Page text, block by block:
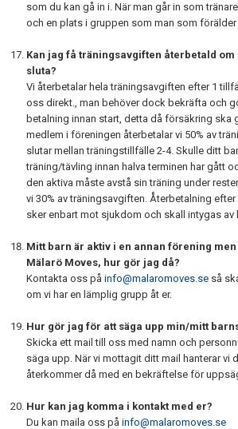
som du kan gå in i. När man går in som
och en plats i gruppen som man som förälder
Kan jag få träningsavgiften återbetald
sluta?
Vi återbetalar hela träningsavgiften efter 1
oss direkt., man behöver dock bekräfta och
betalning innan start, detta då försäkring ska
medlem i föreningen återbetalar vi 50% av
slutar mellan träningstillfälle 2-4. Skulle ditt
träning/tävling innan halva terminen har gått
den aktiva måste avstå sin träning under
vi 30% av träningsavgiften. Återbetalning
sker enbart mot sjukdom och skall intygas av
Mitt barn är aktiv i en annan förening men
Mälarö Moves, hur gör jag då?
Kontakta oss på info@malaromoves.se så
om vi har en lämplig grupp åt er.
Hur gör jag för att säga upp min/mitt
Skicka ett mail till oss med namn och
säga upp. När vi mottagit ditt mail hanterar vi
återkommer då med en bekräftelse för
Hur kan jag komma i kontakt med er?
Du kan maila oss på info@malaromoves.se